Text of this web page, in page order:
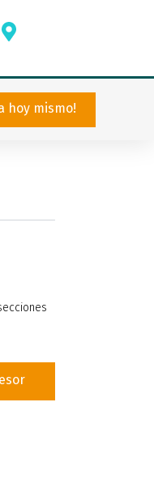
hoy mismo!